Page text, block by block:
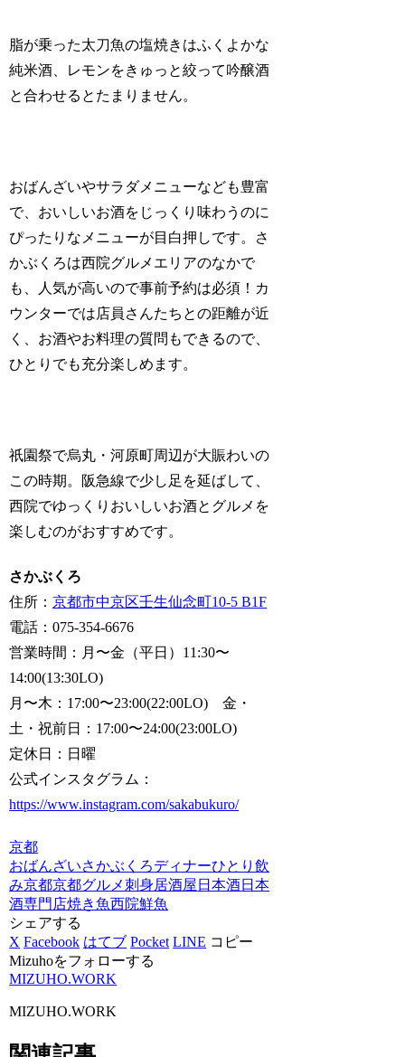
脂が乗った太刀魚の塩焼きはふくよかな
純米酒、レモンをきゅっと絞って吟醸酒
と合わせるとたまりません。
おばんざいやサラダメニューなども豊富
で、おいしいお酒をじっくり味わうのに
ぴったりなメニューが目白押しです。さ
かぶくろは西院グルメエリアのなかで
も、人気が高いので事前予約は必須！カ
ウンターでは店員さんたちとの距離が近
く、お酒やお料理の質問もできるので、
ひとりでも充分楽しめます。
祇園祭で烏丸・河原町周辺が大賑わいの
この時期。阪急線で少し足を延ばして、
西院でゆっくりおいしいお酒とグルメを
楽しむのがおすすめです。
さかぶくろ
住所：京都市中京区壬生仙念町10-5 B1F
電話：075-354-6676
営業時間：月〜金（平日）11:30〜
14:00(13:30LO)
月〜木：17:00〜23:00(22:00LO) 金・
土・祝前日：17:00〜24:00(23:00LO)
定休日：日曜
公式インスタグラム：
https://www.instagram.com/sakabukuro/
京都
おばんざいさかぶくろディナーひとり飲
み京都京都グルメ刺身居酒屋 日本酒日本
酒専門店焼き魚西院鮮魚
シェアする
X Facebook はてブ Pocket LINE コピー
Mizuhoをフォローする
MIZUHO.WORK
MIZUHO.WORK